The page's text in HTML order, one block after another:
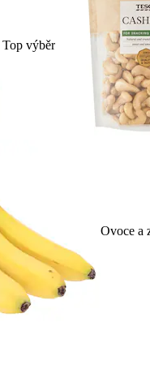
Top výběr
Ovoce a